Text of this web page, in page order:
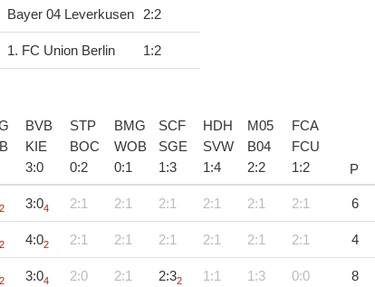
Bayer 04 Leverkusen 2:2
1. FC Union Berlin 1:2
BVB
KIE
3:0
STP
BOC
0:2
BMG
WOB
0:1
SCF
SGE
1:3
HDH
SVW
1:4
M05
B04
2:2
FCA
FCU
1:2 P
3:04 2:1 2:1 2:1 2:1 2:1 2:1 6
4:02 2:1 2:1 2:1 2:1 2:1 2:1 4
3:04 2:0 2:1 2:32 1:1 1:3 0:0 8